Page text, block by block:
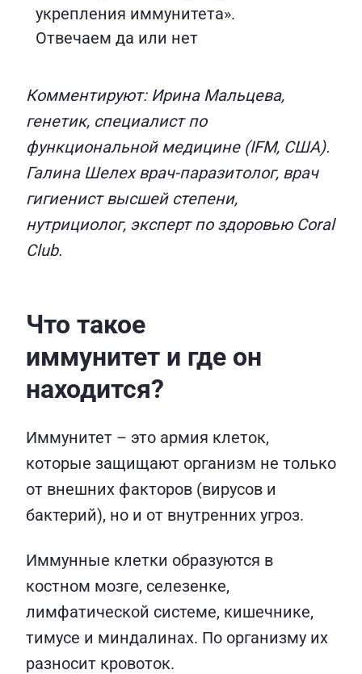
укрепления иммунитета».
Отвечаем да или нет
Комментируют: Ирина Мальцева,
генетик, специалист по
функциональной медицине (IFM, США).
Галина Шелех врач-паразитолог, врач
гигиенист высшей степени,
нутрициолог, эксперт по здоровью Coral
Club.
Что такое
иммунитет и где он
находится?
Иммунитет – это армия клеток,
которые защищают организм не только
от внешних факторов (вирусов и
бактерий), но и от внутренних угроз.
Иммунные клетки образуются в
костном мозге, селезенке,
лимфатической системе, кишечнике,
тимусе и миндалинах. По организму их
разносит кровоток.